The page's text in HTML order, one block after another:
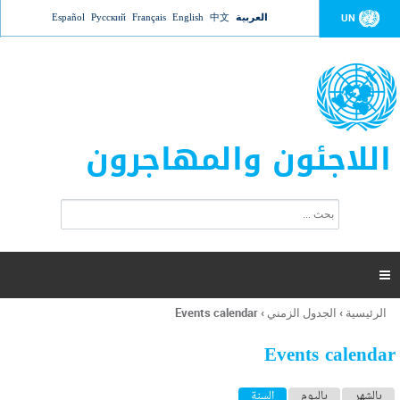
Jump to navigation UN العربية 中文
English
Français
Русский
Español
اللاجئون والمهاجرون
ت
ر
ل
ح
ب

أنت
هنا
الرئيسية › الجدول الزمني ›
Events calendar
Events calendar